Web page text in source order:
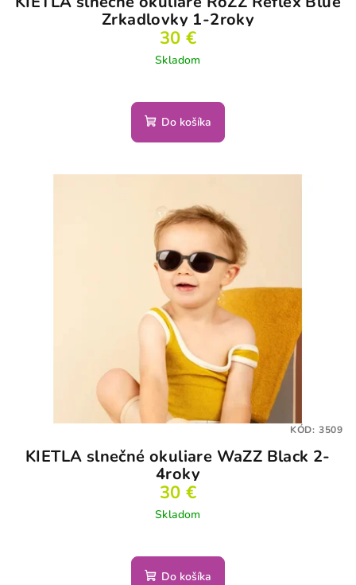
Zrkadlovky 1-2roky
30 €
Skladom
Do košíka
KIETLA slnečné okuliare WaZZ Black 2-
4roky
30 €
Skladom
Do košíka
KÓD: 3509